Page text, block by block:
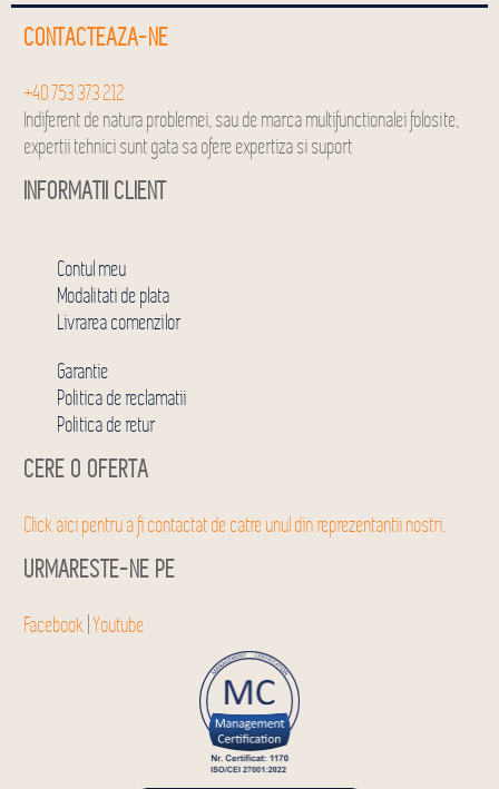
CONTACTEAZA-NE
+40 753 373 212
Indiferent de natura problemei, sau de marca multifunctionalei folosite,
expertii tehnici sunt gata sa ofere expertiza si suport
INFORMATII CLIENT
Contul meu
Modalitati de plata
Livrarea comenzilor
Garantie
Politica de reclamatii
Politica de retur
CERE O OFERTA
Click aici pentru a fi contactat de catre unul din reprezentantii nostri.
URMARESTE-NE PE
Facebook |Youtube